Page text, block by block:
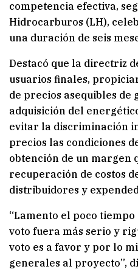
competencia efectiva,
Hidrocarburos (LH),
una duración de seis
Destacó que la directriz
usuarios finales,
de precios asequibles de
adquisición del
evitar la discriminación
precios las condiciones
obtención de un margen
recuperación de costos
distribuidores y
“Lamento el poco
voto fuera más serio y
voto es a favor y por lo
generales al proyecto”,